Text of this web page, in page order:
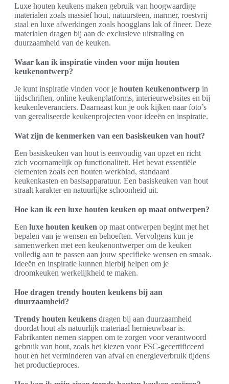
Luxe houten keukens maken gebruik van hoogwaardige
materialen zoals massief hout, natuursteen, marmer, roestvrij
staal en luxe afwerkingen zoals hoogglans lak of fineer. Deze
materialen dragen bij aan de exclusieve uitstraling en
duurzaamheid van de keuken.
Waar kan ik inspiratie vinden voor mijn houten
keukenontwerp?
Je kunt inspiratie vinden voor je houten keukenontwerp in
tijdschriften, online keukenplatforms, interieurwebsites en bij
keukenleveranciers. Daarnaast kun je ook kijken naar foto’s
van gerealiseerde keukenprojecten voor ideeën en inspiratie.
Wat zijn de kenmerken van een basiskeuken van hout?
Een basiskeuken van hout is eenvoudig van opzet en richt
zich voornamelijk op functionaliteit. Het bevat essentiële
elementen zoals een houten werkblad, standaard
keukenkasten en basisapparatuur. Een basiskeuken van hout
straalt karakter en natuurlijke schoonheid uit.
Hoe kan ik een luxe houten keuken op maat ontwerpen?
Een luxe houten keuken op maat ontwerpen begint met het
bepalen van je wensen en behoeften. Vervolgens kun je
samenwerken met een keukenontwerper om de keuken
volledig aan te passen aan jouw specifieke wensen en smaak.
Ideeën en inspiratie kunnen hierbij helpen om je
droomkeuken werkelijkheid te maken.
Hoe dragen trendy houten keukens bij aan
duurzaamheid?
Trendy houten keukens dragen bij aan duurzaamheid
doordat hout als natuurlijk materiaal hernieuwbaar is.
Fabrikanten nemen stappen om te zorgen voor verantwoord
gebruik van hout, zoals het kiezen voor FSC-gecertificeerd
hout en het verminderen van afval en energieverbruik tijdens
het productieproces.